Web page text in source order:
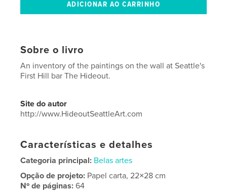
Sobre o livro
An inventory of the paintings on the wall at Seattle's
First Hill bar The Hideout.
Site do autor
http://www.HideoutSeattleArt.com
Características e detalhes
Categoria principal: Belas artes
Opção de projeto: Papel carta, 22×28 cm
Nº de páginas:64